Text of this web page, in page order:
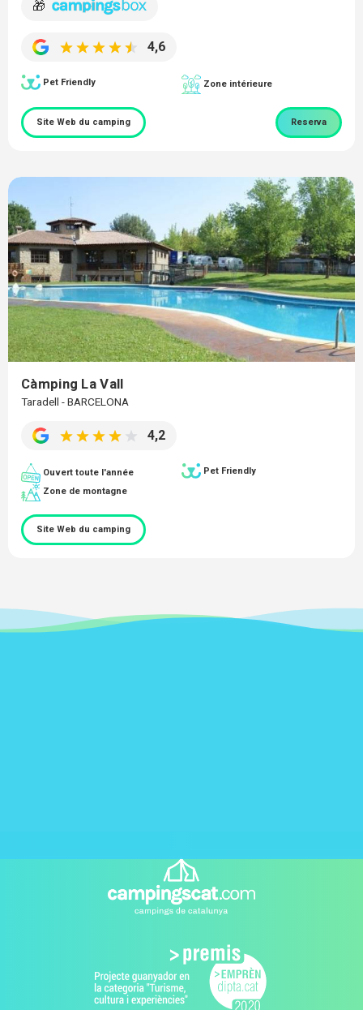
🎁
4,6
Pet Friendly Zone intérieure
Site Web du camping Reserva
Càmping La Vall
Taradell - BARCELONA
4,2
Ouvert toute l'année
Pet Friendly
Zone de montagne
Site Web du camping